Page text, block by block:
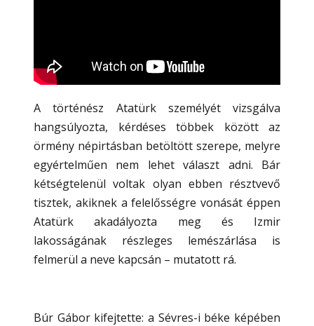
A történész Atatürk személyét vizsgálva
hangsúlyozta, kérdéses többek között az
örmény népirtásban betöltött szerepe, melyre
egyértelműen nem lehet választ adni. Bár
kétségtelenül voltak olyan ebben résztvevő
tisztek, akiknek a felelősségre vonását éppen
Atatürk akadályozta meg és Izmir
lakosságának részleges lemészárlása is
felmerül a neve kapcsán – mutatott rá.
Búr Gábor kifejtette: a Sévres-i béke képében